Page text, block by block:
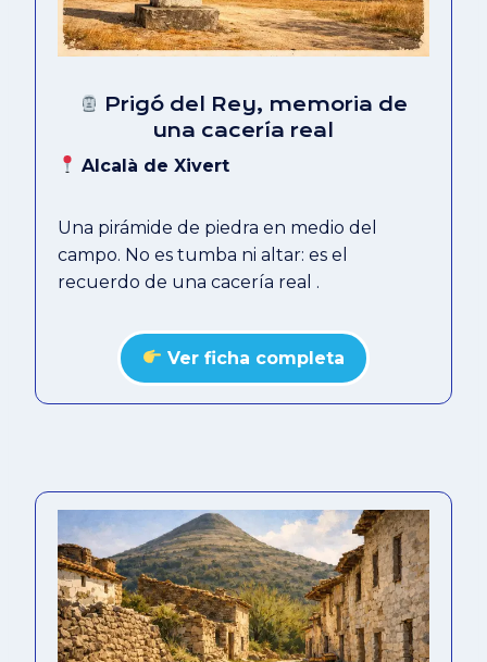
Prigó del Rey, memoria de
una cacería real
Alcalà de Xivert
Una pirámide de piedra en medio del
campo. No es tumba ni altar: es el
recuerdo de una cacería real .
Ver ficha completa